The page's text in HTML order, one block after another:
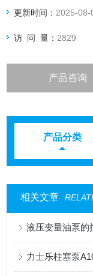
更新时间： 2025-08-
访 问 量： 2829
产品咨询
产品分类
相关文章
液压变量油泵的
力士乐柱塞泵